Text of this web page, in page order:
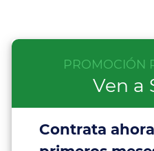
especiales
privada
PROMOCIÓN
Ven a
Contrata